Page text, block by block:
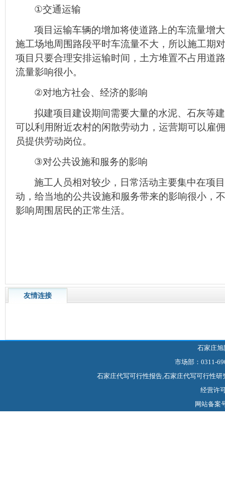
①交通运输
项目运输车辆的增加将使道路上的车流量增
施工场地周围路段平时车流量不大，所以施工期
项目只要合理安排运输时间，土方堆置不占用道
流量影响很小。
②对地方社会、经济的影响
拟建项目建设期间需要大量的水泥、石灰等
可以利用附近农村的闲散劳动力，运营期可以雇
员提供劳动岗位。
③对公共设施和服务的影响
施工人员相对较少，日常活动主要集中在项
动，给当地的公共设施和服务带来的影响很小，
影响周围居民的正常生活。
友情连接
石家庄
市场部：0311-
石家庄代写可行性报告,石家庄代写可行性
经营许
网站备案